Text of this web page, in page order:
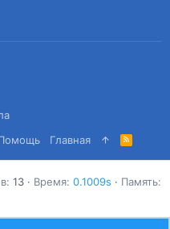
Главная
R
S
S
13 Время 0.1009s
Память